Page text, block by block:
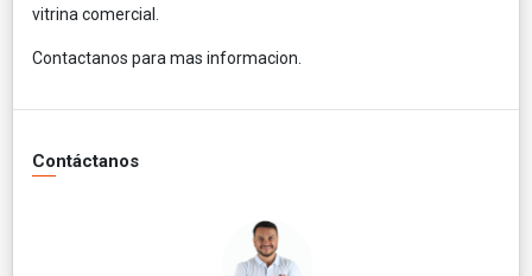
vitrina comercial.
Contactanos para mas informacion.
Contáctanos